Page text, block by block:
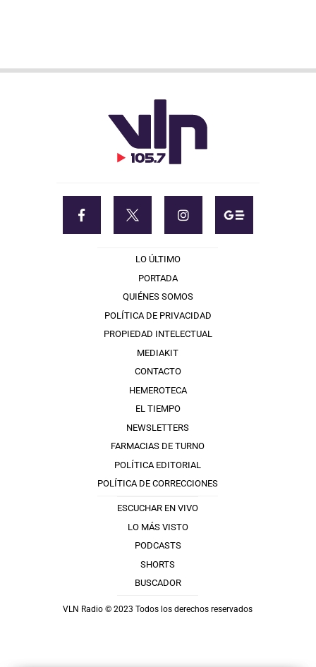
LO ÚLTIMO
PORTADA
QUIÉNES SOMOS
POLÍTICA DE PRIVACIDAD
PROPIEDAD INTELECTUAL
MEDIAKIT
CONTACTO
HEMEROTECA
EL TIEMPO
NEWSLETTERS
FARMACIAS DE TURNO
POLÍTICA EDITORIAL
POLÍTICA DE CORRECCIONES
ESCUCHAR EN VIVO
LO MÁS VISTO
PODCASTS
SHORTS
BUSCADOR
VLN Radio © 2023 Todos los derechos reservados